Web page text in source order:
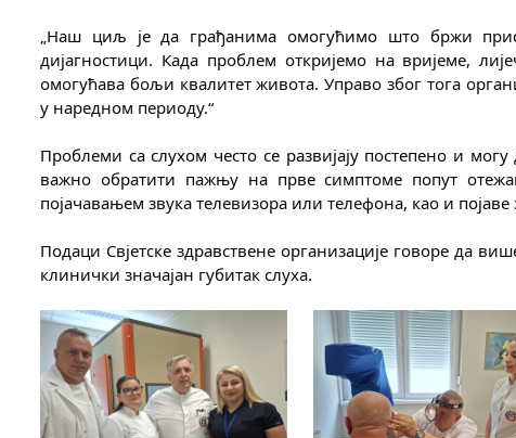
„Наш циљ је да грађанима омогућимо што бржи
дијагностици. Када проблем откријемо на вријеме,
омогућава бољи квалитет живота. Управо због тога
у наредном периоду.“
Проблеми са слухом често се развијају постепено и могу
важно обратити пажњу на прве симптоме попут
појачавањем звука телевизора или телефона, као и
Подаци Свјетске здравствене организације говоре да
клинички значајан губитак слуха.